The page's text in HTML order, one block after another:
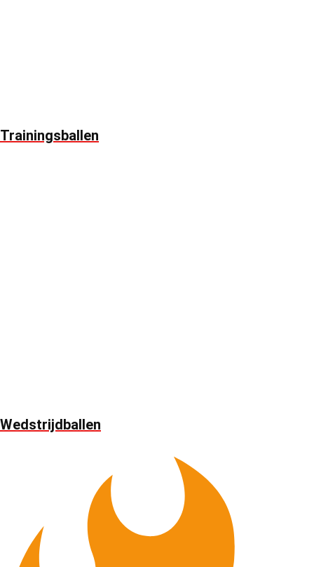
Trainingsballen
Wedstrijdballen